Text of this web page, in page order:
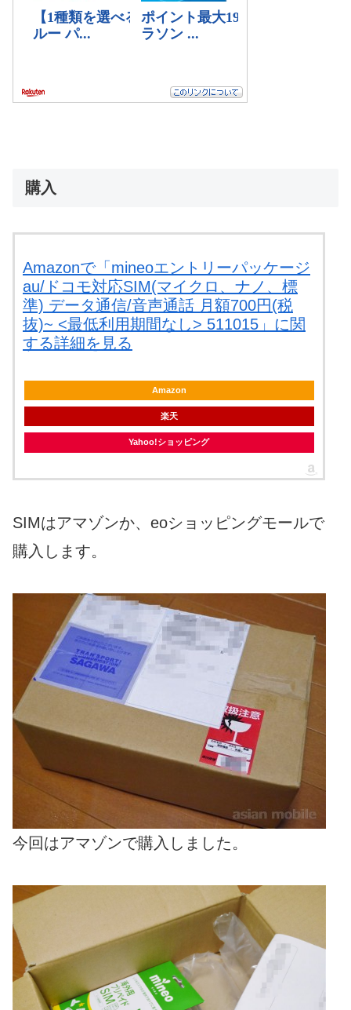
購入
Amazonで「mineoエントリーパッケージ
au/ドコモ対応SIM(マイクロ、ナノ、標
準) データ通信/音声通話 月額700円(税
抜)~ <最低利用期間なし> 511015」に関
する詳細を見る
Amazon
楽天
Yahoo!ショッピング
SIMはアマゾンか、eoショッピングモールで
購入します。
今回はアマゾンで購入しました。